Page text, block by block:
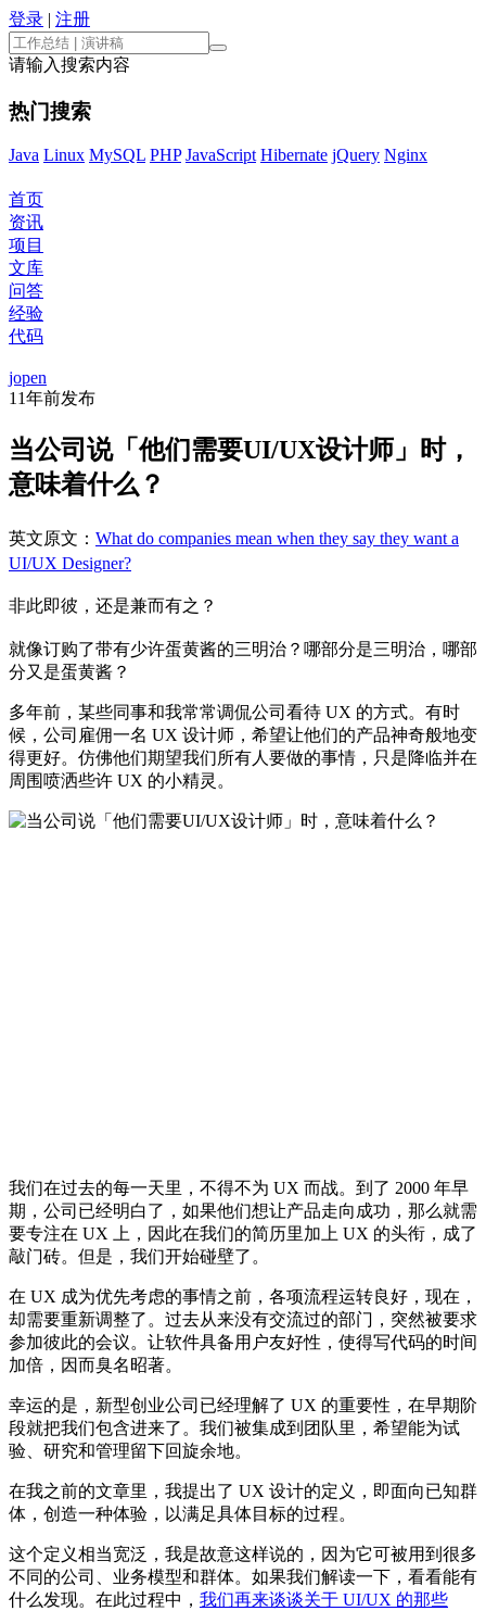
登录 | 注册
请输入搜索内容
热门搜索
Java Linux MySQL PHP JavaScript Hibernate jQuery Nginx
首页
资讯
项目
文库
问答
经验
代码
jopen
11年前发布
当公司说「他们需要UI/UX设计师」时，
意味着什么？
英文原文： What do companies mean when they say they want a
UI/UX Designer?
非此即彼，还是兼而有之？
就像订购了带有少许蛋黄酱的三明治？哪部分是三明治，哪部
分又是蛋黄酱？
多年前，某些同事和我常常调侃公司看待 UX 的方式。有时
候，公司雇佣一名 UX 设计师，希望让他们的产品神奇般地变
得更好。仿佛他们期望我们所有人要做的事情，只是降临并在
周围喷洒些许 UX 的小精灵。
我们在过去的每一天里，不得不为 UX 而战。到了 2000 年早
期，公司已经明白了，如果他们想让产品走向成功，那么就需
要专注在 UX 上，因此在我们的简历里加上 UX 的头衔，成了
敲门砖。但是，我们开始碰壁了。
在 UX 成为优先考虑的事情之前，各项流程运转良好，现在，
却需要重新调整了。过去从来没有交流过的部门，突然被要求
参加彼此的会议。让软件具备用户友好性，使得写代码的时间
加倍，因而臭名昭著。
幸运的是，新型创业公司已经理解了 UX 的重要性，在早期阶
段就把我们包含进来了。我们被集成到团队里，希望能为试
验、研究和管理留下回旋余地。
在我之前的文章里，我提出了 UX 设计的定义，即面向已知群
体，创造一种体验，以满足具体目标的过程。
这个定义相当宽泛，我是故意这样说的，因为它可被用到很多
不同的公司、业务模型和群体。如果我们解读一下，看看能有
什么发现。在此过程中， 我们再来谈谈关于 UI/UX 的那些